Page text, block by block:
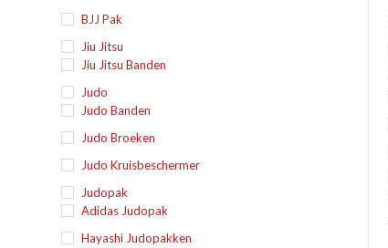
BJJ Pak
Jiu Jitsu
Jiu Jitsu Banden
Judo
Judo Banden
Judo Broeken
Judo Kruisbeschermer
Judopak
Adidas Judopak
Hayashi Judopakken